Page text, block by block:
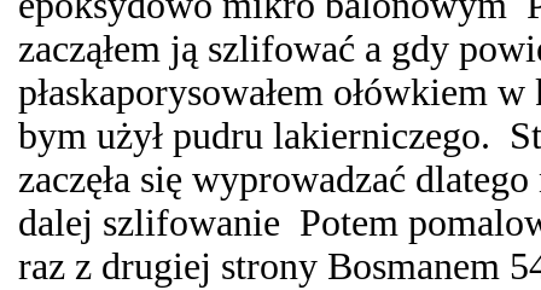
zacząłem ją szlifować a gdy
płaskaporysowałem ołówkiem
bym użył pudru lakierniczego.
zaczęła się wyprowadzać
dalej szlifowanie Potem
raz z drugiej strony Bosmanem